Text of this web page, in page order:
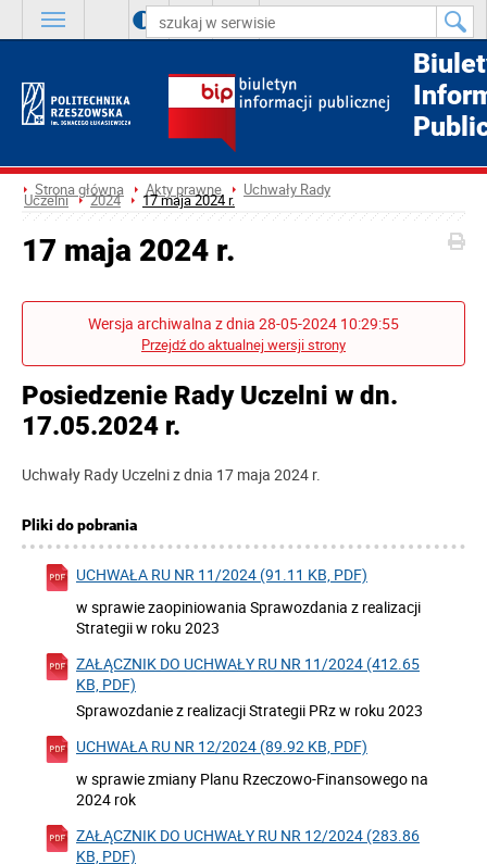
A A A
Strona główna Akty prawne Uchwały Rady
Uczelni 2024 17 maja 2024 r.
17 maja 2024 r.
Wersja archiwalna z dnia 28-05-2024 10:29:55
Przejdź do aktualnej wersji strony
Posiedzenie Rady Uczelni w dn.
17.05.2024 r.
Uchwały Rady Uczelni z dnia 17 maja 2024 r.
Pliki do pobrania
UCHWAŁA RU NR 11/2024 (91.11 KB, PDF)
w sprawie zaopiniowania Sprawozdania z realizacji
Strategii w roku 2023
ZAŁĄCZNIK DO UCHWAŁY RU NR 11/2024 (412.65
KB, PDF)
Sprawozdanie z realizacji Strategii PRz w roku 2023
UCHWAŁA RU NR 12/2024 (89.92 KB, PDF)
w sprawie zmiany Planu Rzeczowo-Finansowego na
2024 rok
ZAŁĄCZNIK DO UCHWAŁY RU NR 12/2024 (283.86
KB, PDF)